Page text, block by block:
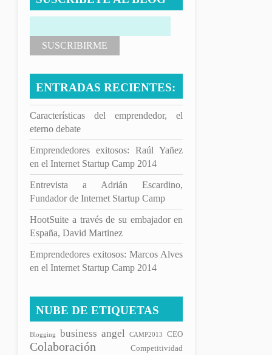
ENTRADAS RECIENTES:
Características del emprendedor, el
eterno debate
Emprendedores exitosos: Raúl Yañez
en el Internet Startup Camp 2014
Entrevista a Adrián Escardino,
Fundador de Internet Startup Camp
HootSuite a través de su embajador en
España, David Martinez
Emprendedores exitosos: Marcos Alves
en el Internet Startup Camp 2014
NUBE DE ETIQUETAS
Blogging business angel CAMP2013 CEO
Colaboración
Competitividad